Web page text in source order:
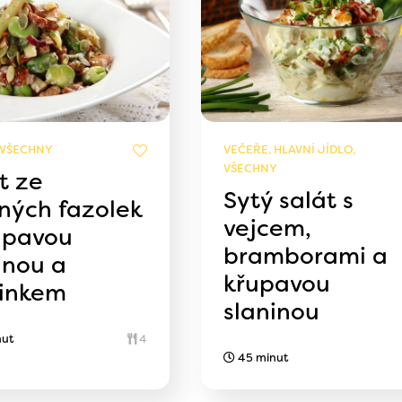
ze
fazolek
a
4
VEČEŘE, HLAVNÍ JÍDLO,
VŠECHNY
Sytý salát s
vejcem,
bramborami a
křupavou
slaninou
45 minut